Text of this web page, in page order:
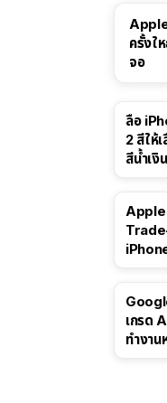
ครั้งใ
จอ
ลือ
2 สีให้
สีน้ำเงิ
Apple
เกรด
ทำงาน